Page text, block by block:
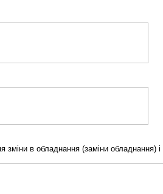
зміни в обладнання (заміни обладнання)